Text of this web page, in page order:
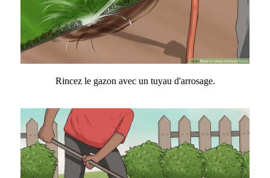
Rincez le gazon avec un tuyau d'arrosage.